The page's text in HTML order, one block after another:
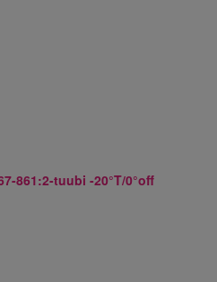
861:2-tuubi -20°T/0°off